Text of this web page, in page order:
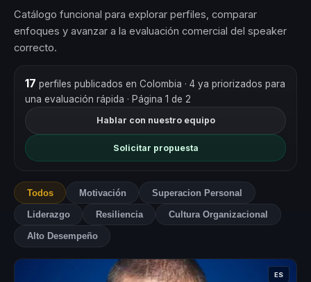
Catálogo funcional para explorar perfiles, comparar
enfoques y avanzar a la evaluación comercial del speaker
correcto.
17 perfiles publicados en Colombia · 4 ya priorizados para
una evaluación rápida · Página 1 de 2
Hablar con nuestro equipo
Solicitar propuesta
Todos Motivación Superacion Personal
Liderazgo Resiliencia Cultura Organizacional
Alto Desempeño
ES